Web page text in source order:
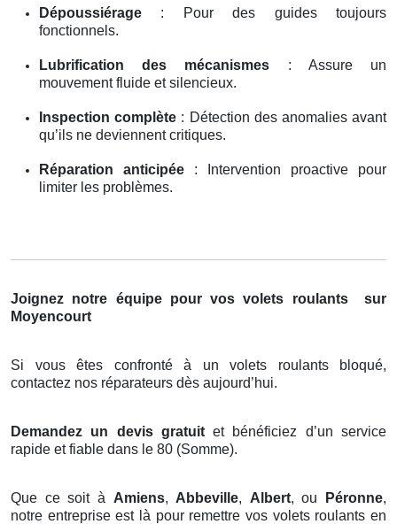
Dépoussiérage : Pour des guides toujours
fonctionnels.
Lubrification des mécanismes : Assure un
mouvement fluide et silencieux.
Inspection complète : Détection des anomalies avant
qu’ils ne deviennent critiques.
Réparation anticipée : Intervention proactive pour
limiter les problèmes.
Joignez notre équipe pour vos volets roulants
sur
Moyencourt
Si vous êtes confronté à un volets roulants bloqué,
contactez nos réparateurs dès aujourd’hui.
Demandez un devis gratuitet bénéficiez d’un service
rapide et fiable dans le 80 (Somme).
Que ce soit à Amiens, Abbeville, Albert, ou Péronne,
notre entreprise est là pour remettre vos volets roulants en